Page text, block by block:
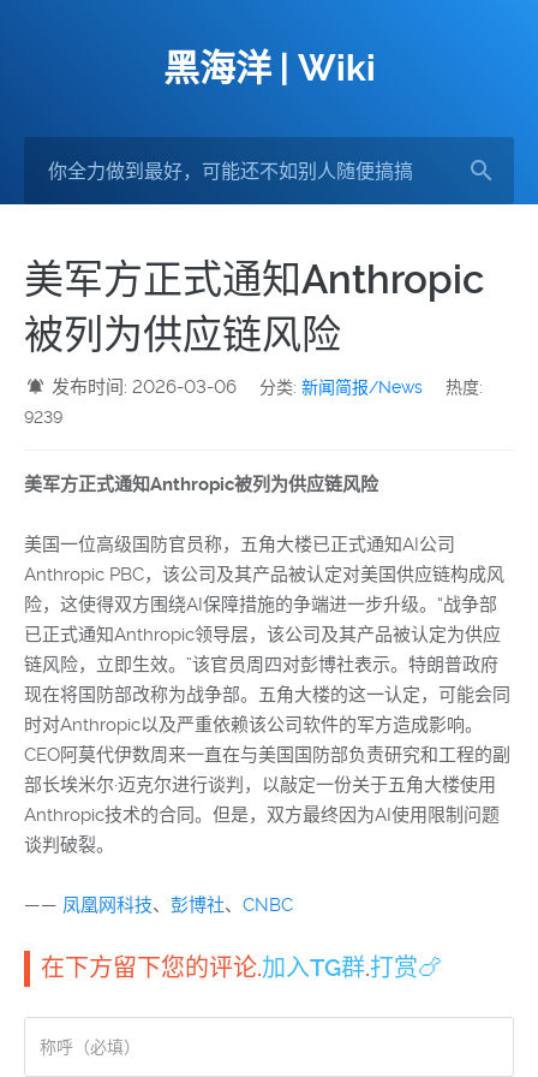
黑海洋 | Wiki
美军方正式通知Anthropic
被列为供应链风险
发布时间: 2026-03-06 分类:新闻简报/News
热度:
9239
美军方正式通知Anthropic被列为供应链风险
美国一位高级国防官员称，五角大楼已正式通知AI公司
Anthropic PBC，该公司及其产品被认定对美国供应链构成风
险，这使得双方围绕AI保障措施的争端进一步升级。“战争部
已正式通知Anthropic领导层，该公司及其产品被认定为供应
链风险，立即生效。”该官员周四对彭博社表示。特朗普政府
现在将国防部改称为战争部。五角大楼的这一认定，可能会同
时对Anthropic以及严重依赖该公司软件的军方造成影响。
CEO阿莫代伊数周来一直在与美国国防部负责研究和工程的副
部长埃米尔·迈克尔进行谈判，以敲定一份关于五角大楼使用
Anthropic技术的合同。但是，双方最终因为AI使用限制问题
谈判破裂。
—— 凤凰网科技、 彭博社、 CNBC
在下方留下您的评论.加入TG群.打赏🍗